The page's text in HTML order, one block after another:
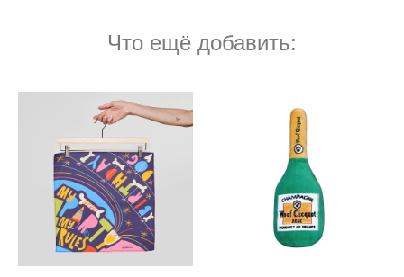
Что ещё добавить: